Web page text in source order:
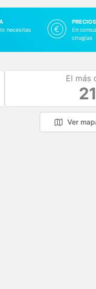
necesitas
En
cirugías
El más
Ver